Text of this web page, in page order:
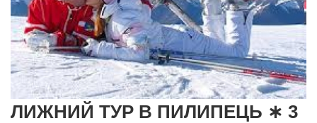
ЛИЖНИЙ ТУР В ПИЛИПЕЦЬ ∗ 3